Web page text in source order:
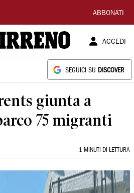
ABBONATI
ACCEDI
SEGUICI SU DISCOVER
giunta a
75 migranti
1 MINUTI DI LETTURA